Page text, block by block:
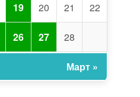
19 20 21 22
26 27 28
Март »